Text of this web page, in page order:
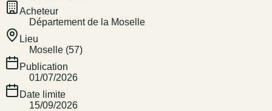
Acheteur
Département de la Moselle
Lieu
Moselle (57)
Publication
01/07/2026
Date limite
15/09/2026